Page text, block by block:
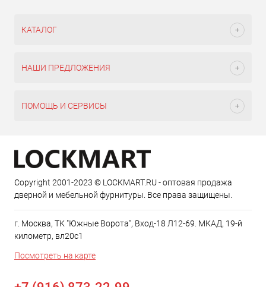
КАТАЛОГ
НАШИ ПРЕДЛОЖЕНИЯ
ПОМОЩЬ И СЕРВИСЫ
Copyright 2001-2023 © LOCKMART.RU - оптовая продажа
дверной и мебельной фурнитуры. Все права защищены.
г. Москва, ТК "Южные Ворота", Вход-18 Л12-69. МКАД, 19-й
километр, вл20с1
Посмотреть на карте